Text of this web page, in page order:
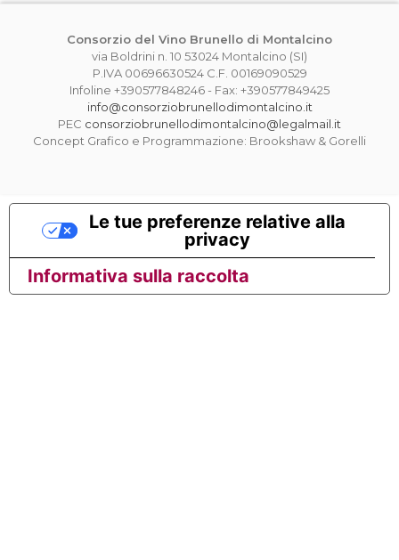
Consorzio del Vino Brunello di Montalcino
via Boldrini n. 10 53024 Montalcino (SI)
P.IVA 00696630524 C.F. 00169090529
Infoline +390577848246 - Fax: +390577849425
info@consorziobrunellodimontalcino.it
PEC consorziobrunellodimontalcino@legalmail.it
Concept Grafico e Programmazione: Brookshaw & Gorelli
Informativa sulla raccolta
Le tue preferenze relative alla
privacy